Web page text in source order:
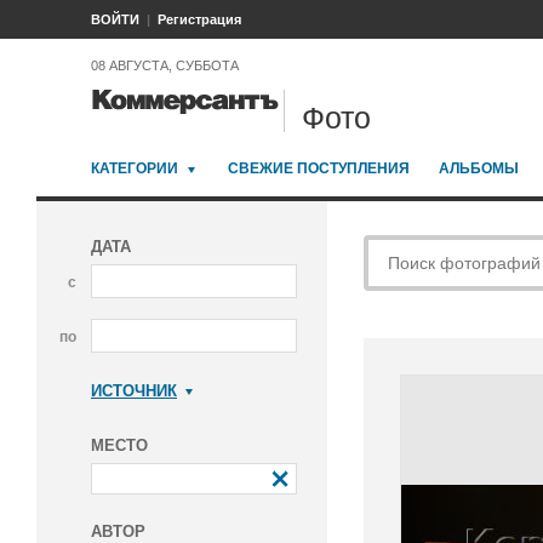
ВОЙТИ Регистрация
08 АВГУСТА, СУББОТА
Фото
КАТЕГОРИИ СВЕЖИЕ ПОСТУПЛЕНИЯ АЛЬБОМЫ
ДАТА
с
по
ИСТОЧНИК
МЕСТО
АВТОР